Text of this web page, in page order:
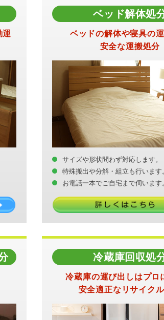
運
ベッド解体処
ベッドの解体や寝具の
安全な運搬処分
サイズや形状問わず対応します。
特殊搬出や分解・組立も行います
お電話一本でご自宅まで伺います
冷蔵庫回収処
冷蔵庫の運び出しはプロ
安全適正なリサイク